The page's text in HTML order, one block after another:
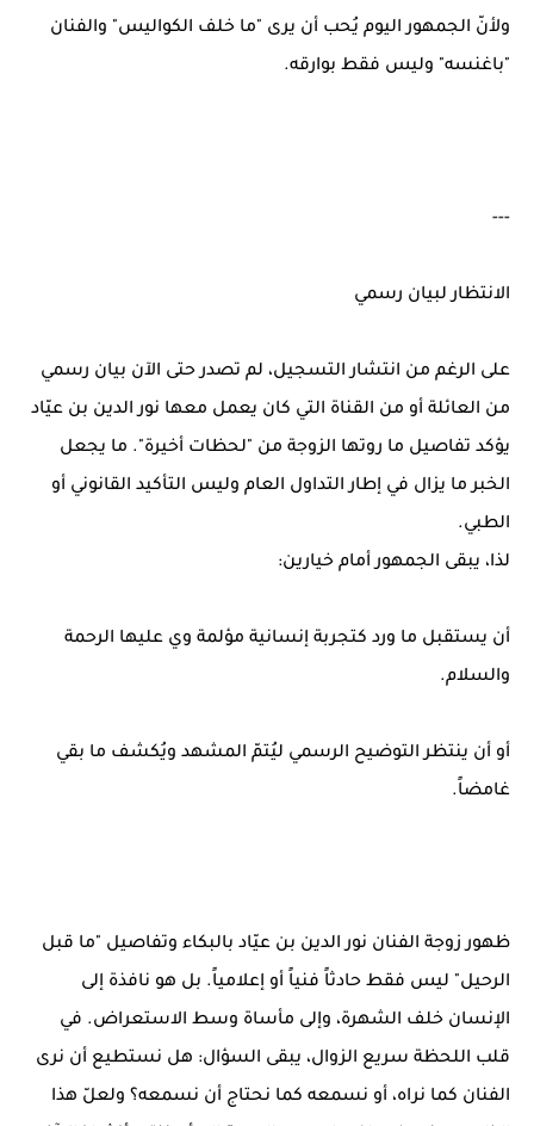
ولأنّ الجمهور اليوم يُحب أن يرى "ما خلف الكواليس" والفنان
"باغنسه" وليس فقط بوارقه.
---
الانتظار لبيان رسمي
على الرغم من انتشار التسجيل، لم تصدر حتى الآن بيان رسمي
من العائلة أو من القناة التي كان يعمل معها نور الدين بن عيّاد
يؤكد تفاصيل ما روتها الزوجة من "لحظات أخيرة". ما يجعل
الخبر ما يزال في إطار التداول العام وليس التأكيد القانوني أو
الطبي.
لذا، يبقى الجمهور أمام خيارين:
أن يستقبل ما ورد كتجربة إنسانية مؤلمة وي عليها الرحمة
والسلام.
أو أن ينتظر التوضيح الرسمي ليُتمّ المشهد ويُكشف ما بقي
غامضاً.
ظهور زوجة الفنان نور الدين بن عيّاد بالبكاء وتفاصيل "ما قبل
الرحيل" ليس فقط حادثاً فنياً أو إعلامياً. بل هو نافذة إلى
الإنسان خلف الشهرة، وإلى مأساة وسط الاستعراض. في
قلب اللحظة سريع الزوال، يبقى السؤال: هل نستطيع أن نرى
الفنان كما نراه، أو نسمعه كما نحتاج أن نسمعه؟ ولعلّ هذا